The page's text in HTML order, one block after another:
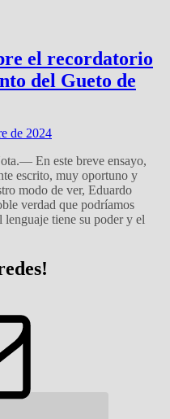
el recordatorio
del Gueto de
de 2024
En este breve ensayo,
escrito, muy oportuno y
modo de ver, Eduardo
verdad que podríamos
lenguaje tiene su poder y el